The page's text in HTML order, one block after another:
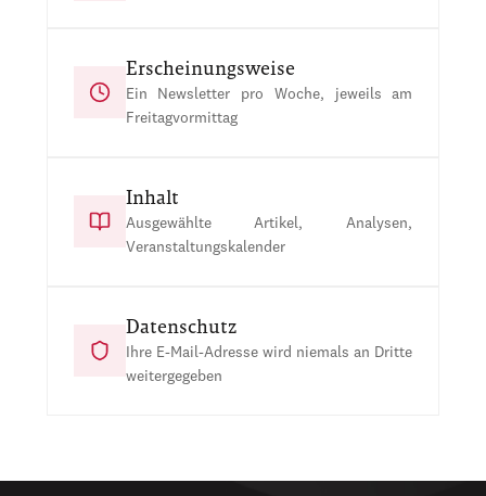
Erscheinungsweise
Ein Newsletter pro Woche, jeweils am
Freitagvormittag
Inhalt
Ausgewählte Artikel, Analysen,
Veranstaltungskalender
Datenschutz
Ihre E-Mail-Adresse wird niemals an Dritte
weitergegeben